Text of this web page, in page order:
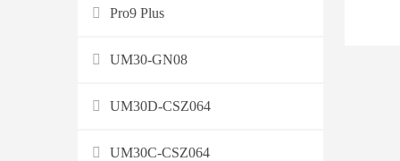
Pro9 Plus
UM30-GN08
UM30D-CSZ064
UM30C-CSZ064